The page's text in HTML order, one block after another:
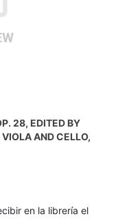
28, EDITED BY
AND CELLO,
en la librería el